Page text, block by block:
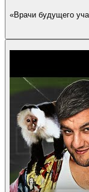
«Врачи будущего